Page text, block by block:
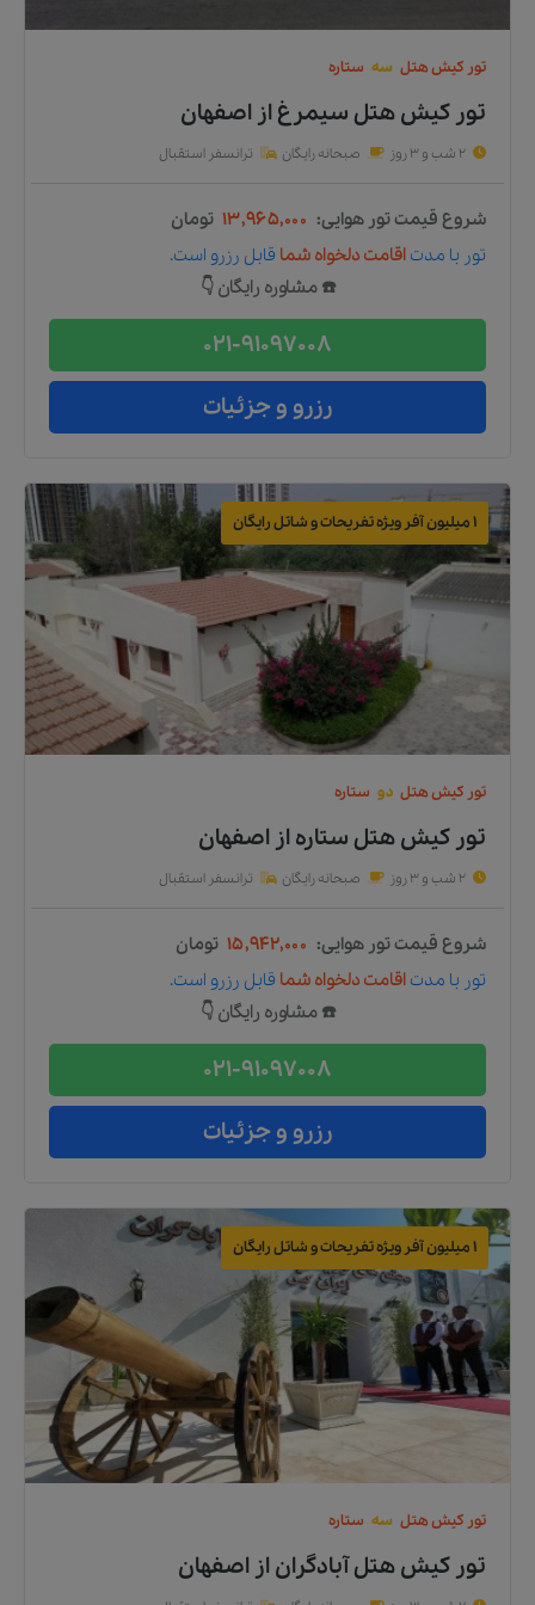
تور کیشهتل سه ستاره
تور کیش هتل سیمرغاز اصفهان
2 شب و 3 روز صبحانه رایگان ترانسفر استقبال
شروع قیمت تور هوایی: ۱۳,۹۶۵,۰۰۰ تومان
تور با مدت اقامت دلخواه شما قابل رزرو است.
☎️ مشاوره رایگان 👇
021-91097008
رزرو و جزئیات
1 میلیون آفر ویژه تفریحات و شاتل رایگان
تورکیشهتل دو ستاره
تور کیش هتل ستارهاز اصفهان
2 شب و 3 روز صبحانه رایگان ترانسفر استقبال
شروع قیمت تور هوایی: ۱۵,۹۴۲,۰۰۰ تومان
تور با مدت اقامت دلخواه شما قابل رزرو است.
☎️ مشاوره رایگان 👇
021-91097008
رزرو و جزئیات
1 میلیون آفر ویژه تفریحات و شاتل رایگان
تورکیشهتل سه ستاره
تور کیش هتل آبادگراناز اصفهان